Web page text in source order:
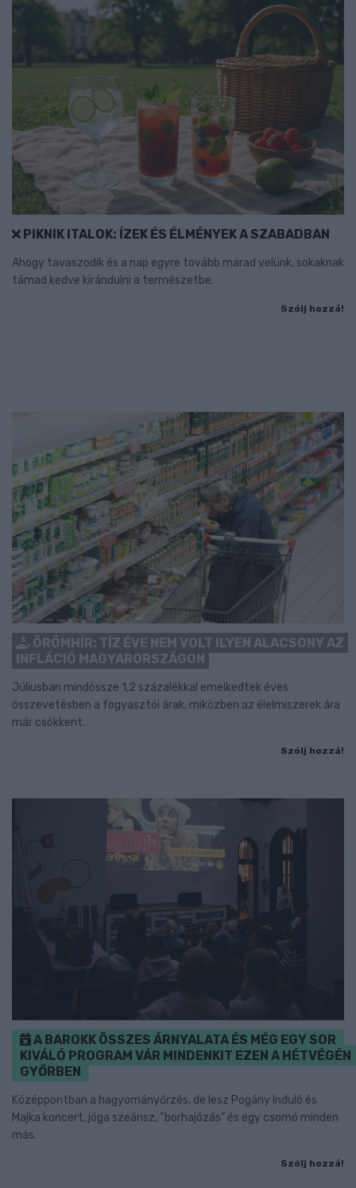
PIKNIK ITALOK: ÍZEK ÉS ÉLMÉNYEK A SZABADBAN
Ahogy tavaszodik és a nap egyre tovább marad velünk, sokaknak
támad kedve kirándulni a természetbe.
Szólj hozzá!
ÖRÖMHÍR: TÍZ ÉVE NEM VOLT ILYEN ALACSONY AZ
INFLÁCIÓ MAGYARORSZÁGON
Júliusban mindössze 1,2 százalékkal emelkedtek éves
összevetésben a fogyasztói árak, miközben az élelmiszerek ára
már csökkent.
Szólj hozzá!
A BAROKK ÖSSZES ÁRNYALATA ÉS MÉG EGY SOR
KIVÁLÓ PROGRAM VÁR MINDENKIT EZEN A HÉTVÉGÉN
GYŐRBEN
Középpontban a hagyományőrzés, de lesz Pogány Induló és
Majka koncert, jóga szeánsz, “borhajózás” és egy csomó minden
más.
Szólj hozzá!